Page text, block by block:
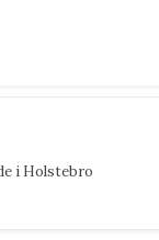
i Holstebro